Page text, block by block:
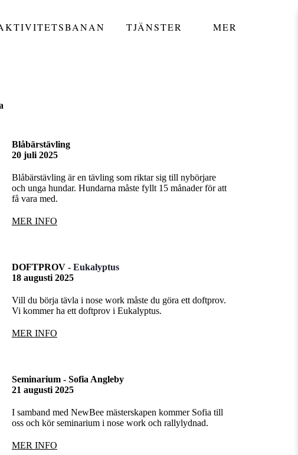
TJÄNSTER MER
Blåbärstävling
20 juli 2025
Blåbärstävling är en tävling som riktar sig till nybörjare
och unga hundar. Hundarna måste fyllt 15 månader för att
få vara med.
MER INFO
DOFTPROV - Eukalyptus
18 augusti 2025
Vill du börja tävla i nose work måste du göra ett doftprov.
Vi kommer ha ett doftprov i Eukalyptus.
MER INFO
Seminarium - Sofia Angleby
21 augusti 2025
I samband med NewBee mästerskapen kommer Sofia till
oss och kör seminarium i nose work och rallylydnad.
MER INFO